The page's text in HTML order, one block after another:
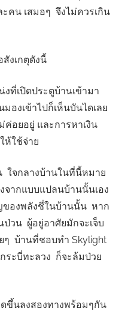
คน เสมอๆ จึงไม่ควรเกิน
งเกตุดังนี้
ที่เปิดประตูบ้านเข้ามา
องเข้าไปก็เห็นบันไดเลย
อยอยู่ และการหาเงิน
ห้ใช้จ่าย
ใจกลางบ้านในที่นี้หมาย
จากแบบแปลนบ้านนั้นเอง
ของพลังชี่ในบ้านนั้น หาก
ป่วน ผู้อยู่อาศัยมักจะเจ็บ
ๆ บ้านที่ชอบทำ Skylight
ระบี่ทะลวง ก็จะล้มป่วย
ขึ้นลงสองทางพร้อมๆกัน